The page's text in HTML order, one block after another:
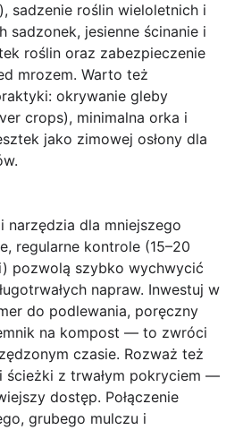
sadzenie roślin wieloletnich i
sadzonek, jesienne ścinanie i
roślin oraz zabezpieczenie
mrozem. Warto też
okrywanie gleby
crops), minimalna orka i
jako zimowej osłony dla
narzędzia dla mniejszego
regularne kontrole (15–20
pozwolą szybko wychwycić
napraw. Inwestuj w
do podlewania, poręczny
na kompost — to zwróci
czasie. Rozważ też
ścieżki z trwałym pokryciem —
dostęp. Połączenie
grubego mulczu i